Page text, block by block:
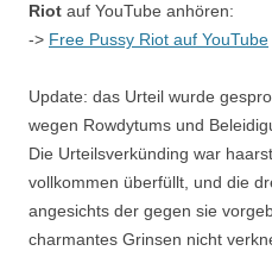
Riot auf YouTube anhören:
-> Free Pussy Riot auf YouTube
Update: das Urteil wurde
wegen Rowdytums und
Die Urteilsverkünding war
vollkommen überfüllt, und die
angesichts der gegen sie
charmantes Grinsen nicht